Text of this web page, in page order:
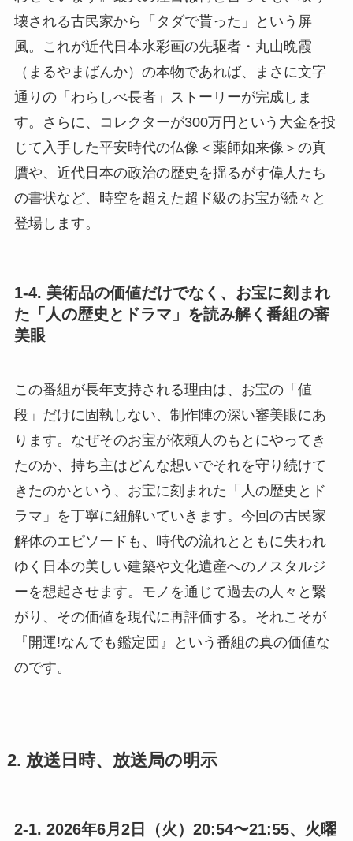
壊される古民家から「タダで貰った」という屏
風。これが近代日本水彩画の先駆者・丸山晩霞
（まるやまばんか）の本物であれば、まさに文字
通りの「わらしべ長者」ストーリーが完成しま
す。さらに、コレクターが300万円という大金を投
じて入手した平安時代の仏像＜薬師如来像＞の真
贋や、近代日本の政治の歴史を揺るがす偉人たち
の書状など、時空を超えた超ド級のお宝が続々と
登場します。
1-4. 美術品の価値だけでなく、お宝に刻まれ
た「人の歴史とドラマ」を読み解く番組の審
美眼
この番組が長年支持される理由は、お宝の「値
段」だけに固執しない、制作陣の深い審美眼にあ
ります。なぜそのお宝が依頼人のもとにやってき
たのか、持ち主はどんな想いでそれを守り続けて
きたのかという、お宝に刻まれた「人の歴史とド
ラマ」を丁寧に紐解いていきます。今回の古民家
解体のエピソードも、時代の流れとともに失われ
ゆく日本の美しい建築や文化遺産へのノスタルジ
ーを想起させます。モノを通じて過去の人々と繋
がり、その価値を現代に再評価する。それこそが
『開運!なんでも鑑定団』という番組の真の価値な
のです。
2. 放送日時、放送局の明示
2-1. 2026年6月2日（火）20:54〜21:55、火曜